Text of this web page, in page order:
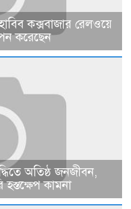
কক্সবাজার রেলওয়ে
করেছেন
অতিষ্ঠ জনজীবন,
কামনা